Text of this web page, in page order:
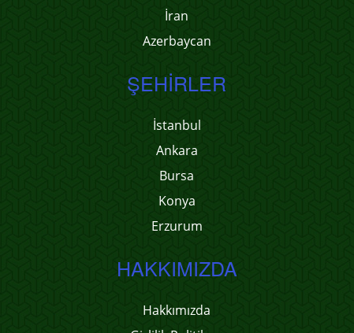
İran
Azerbaycan
ŞEHIRLER
İstanbul
Ankara
Bursa
Konya
Erzurum
HAKKIMIZDA
Hakkımızda